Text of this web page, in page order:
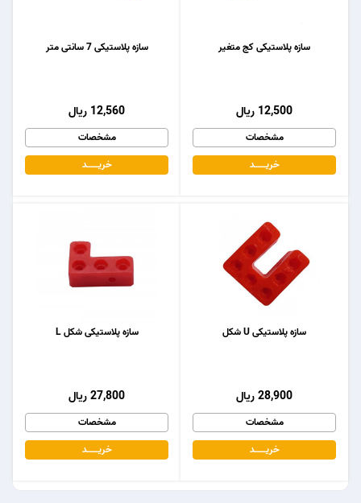
سازه پلاستیکی 7 سانتی متر
12,560 ریال
مشخصات
خریـــــــد
سازه پلاستیکی کج متغیر
12,500 ریال
مشخصات
خریـــــــد
سازه پلاستیکی شکل L
27,800 ریال
مشخصات
خریـــــــد
سازه پلاستیکی U شکل
28,900 ریال
مشخصات
خریـــــــد